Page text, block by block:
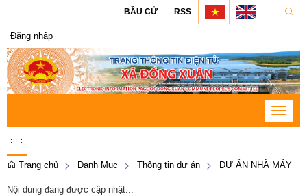
BẦU CỬ RSS
Đăng nhập
Toggle
: :
Trang chủ Danh Mục Thông tin dự án DƯ ÁN NHÀ MÁY
Nội dung đang được cập nhật...